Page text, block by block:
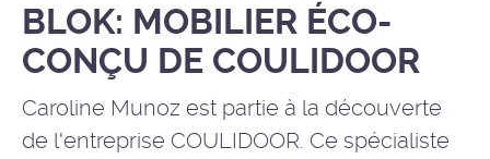
BLOK: MOBILIER ÉCO-
CONÇU DE COULIDOOR
Caroline Munoz est partie à la découverte
de l'entreprise COULIDOOR. Ce spécialiste